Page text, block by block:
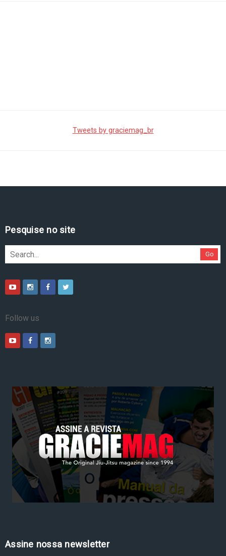
Tweets by graciemag_br
Pesquise no site
Go
Follow us
Assine nossa newsletter